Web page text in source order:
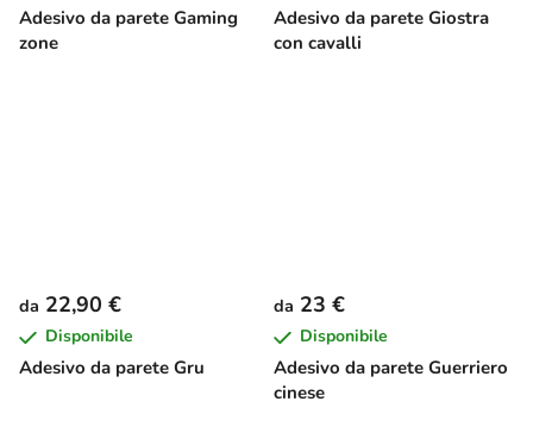
Adesivo da parete Gaming
zone
Adesivo da parete Giostra
con cavalli
Adesivo da parete Gru
da 22,90 €
Disponibile
Adesivo da parete Guerriero
cinese
da 23 €
Disponibile